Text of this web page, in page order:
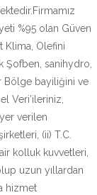
%95 olan Güven
Klima, Olefini
Şofben, sanihydro,
Bölge bayiliğini ve
Veri’ileriniz,
verilen
(ii) T.C.
kolluk kuvvetleri,
uzun yıllardan
hizmet